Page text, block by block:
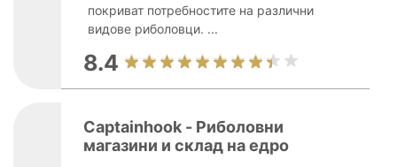
покриват потребностите на различни
видове риболовци. ...
8.4
Captainhook - Риболовни
магазини и склад на едро